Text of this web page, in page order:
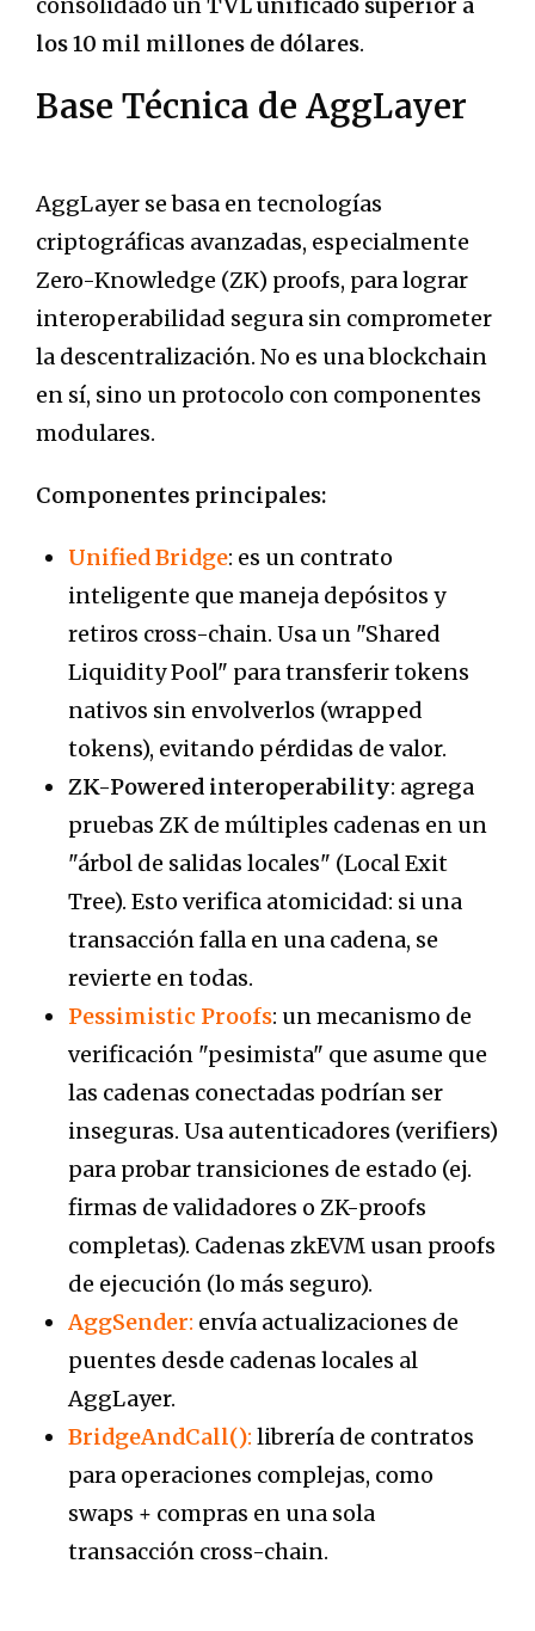
consolidado unTVL unificado superior a
los 10 mil millones de dólares.
Base Técnica de AggLayer
AggLayer se basa en tecnologías
criptográficas avanzadas, especialmente
Zero-Knowledge (ZK) proofs, para lograr
interoperabilidad segura sin comprometer
la descentralización. No es una blockchain
en sí, sino un protocolo con componentes
modulares.
Componentes principales:
Unified Bridge: es un contrato
inteligente que maneja depósitos y
retiros cross-chain. Usa un "Shared
Liquidity Pool" para transferir tokens
nativos sin envolverlos (wrapped
tokens), evitando pérdidas de valor.
ZK-Powered interoperability: agrega
pruebas ZK de múltiples cadenas en un
"árbol de salidas locales" (Local Exit
Tree). Esto verifica atomicidad: si una
transacción falla en una cadena, se
revierte en todas.
Pessimistic Proofs: un mecanismo de
verificación "pesimista" que asume que
las cadenas conectadas podrían ser
inseguras. Usa autenticadores (verifiers)
para probar transiciones de estado (ej.
firmas de validadores o ZK-proofs
completas). Cadenas zkEVM usan proofs
de ejecución (lo más seguro).
AggSender: envía actualizaciones de
puentes desde cadenas locales al
AggLayer.
BridgeAndCall(): librería de contratos
para operaciones complejas, como
swaps + compras en una sola
transacción cross-chain.